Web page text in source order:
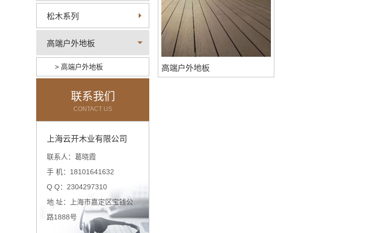
松木系列
高端户外地板
> 高端户外地板
联系我们
CONTACT US
上海云开木业有限公司
联系人：葛晓霞
手 机：18101641632
Q Q：2304297310
地 址：上海市嘉定区宝钱公
路1888号
高端户外地板